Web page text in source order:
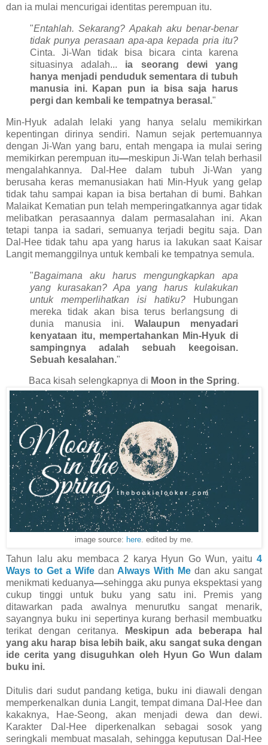
dan ia mulai mencurigai identitas perempuan itu.
"Entahlah. Sekarang? Apakah aku benar-benar
tidak punya perasaan apa-apa kepada pria itu?
Cinta. Ji-Wan tidak bisa bicara cinta karena
situasinya adalah... ia seorang dewi yang
hanya menjadi penduduk sementara di tubuh
manusia ini. Kapan pun ia bisa saja harus
pergi dan kembali ke tempatnya berasal."
Min-Hyuk adalah lelaki yang hanya selalu memikirkan
kepentingan dirinya sendiri. Namun sejak pertemuannya
dengan Ji-Wan yang baru, entah mengapa ia mulai sering
memikirkan perempuan itu—meskipun Ji-Wan telah berhasil
mengalahkannya. Dal-Hee dalam tubuh Ji-Wan yang
berusaha keras memanusiakan hati Min-Hyuk yang gelap
tidak tahu sampai kapan ia bisa bertahan di bumi. Bahkan
Malaikat Kematian pun telah memperingatkannya agar tidak
melibatkan perasaannya dalam permasalahan ini. Akan
tetapi tanpa ia sadari, semuanya terjadi begitu saja. Dan
Dal-Hee tidak tahu apa yang harus ia lakukan saat Kaisar
Langit memanggilnya untuk kembali ke tempatnya semula.
"Bagaimana aku harus mengungkapkan apa
yang kurasakan? Apa yang harus kulakukan
untuk memperlihatkan isi hatiku? Hubungan
mereka tidak akan bisa terus berlangsung di
dunia manusia ini. Walaupun menyadari
kenyataan itu, mempertahankan Min-Hyuk di
sampingnya adalah sebuah keegoisan.
Sebuah kesalahan."
Baca kisah selengkapnya di Moon in the Spring.
image source: here. edited by me.
Tahun lalu aku membaca 2 karya Hyun Go Wun, yaitu 4
Ways to Get a Wifedan Always With Me dan aku sangat
menikmati keduanya—sehingga aku punya ekspektasi yang
cukup tinggi untuk buku yang satu ini. Premis yang
ditawarkan pada awalnya menurutku sangat menarik,
sayangnya buku ini sepertinya kurang berhasil membuatku
terikat dengan ceritanya.
Meskipun ada beberapa hal
yang aku harap bisa lebih baik, aku sangat suka dengan
ide cerita yang disuguhkan oleh Hyun Go Wun dalam
buku ini.
Ditulis dari sudut pandang ketiga, buku ini diawali dengan
memperkenalkan dunia Langit, tempat dimana Dal-Hee dan
kakaknya, Hae-Seong, akan menjadi dewa dan dewi.
Karakter Dal-Hee diperkenalkan sebagai sosok yang
seringkali membuat masalah, sehingga keputusan Dal-Hee